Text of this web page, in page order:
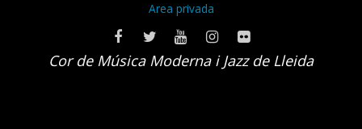
Area privada
Cor de Música Moderna i Jazz de Lleida